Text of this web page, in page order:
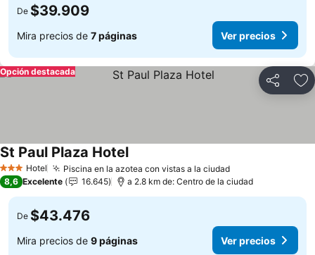
De $39.909
Mira precios de 7 páginas Ver precios
Compartir
Opción destacada
3 Estrellas
Hotel Piscina en la azotea con vistas a la ciudad
St Paul Plaza Hotel
8,6 Excelente 16.645 a 2.8 km de: Centro de la ciudad
De $43.476
Mira precios de 9 páginas Ver precios